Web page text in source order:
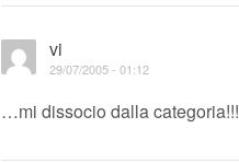
vi
29/07/2005 - 01:12
…mi dissocio dalla categoria!!!